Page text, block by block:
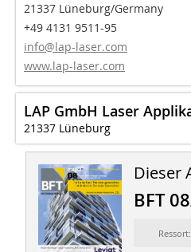
21337 Lüneburg/Germany
+49 4131 9511-95
info@lap-laser.com
www.lap-laser.com
LAP GmbH Laser
21337 Lüneburg
Dieser
BFT